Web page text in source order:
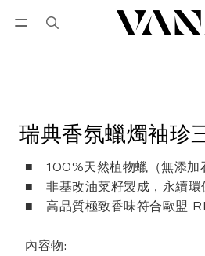
優惠專區
會員
瑞典香氛蠟燭袖珍
■   100%天然植物蠟（無添加
■   非基改油菜籽製成，永續環
■   高品質極致香味符合歐盟
內容物: